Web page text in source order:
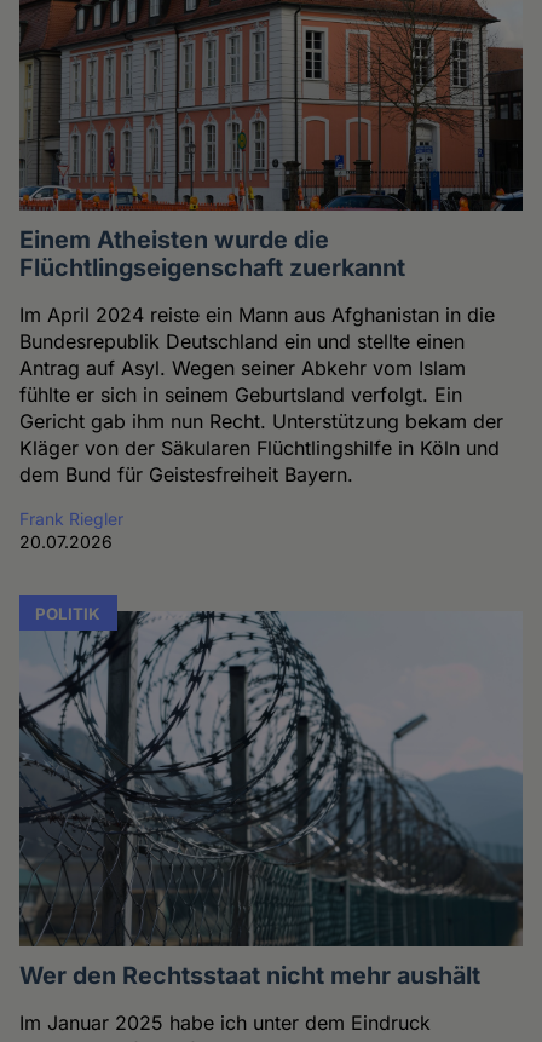
Einem Atheisten wurde die
Flüchtlingseigenschaft zuerkannt
Im April 2024 reiste ein Mann aus Afghanistan in die
Bundesrepublik Deutschland ein und stellte einen
Antrag auf Asyl. Wegen seiner Abkehr vom Islam
fühlte er sich in seinem Geburtsland verfolgt. Ein
Gericht gab ihm nun Recht. Unterstützung bekam der
Kläger von der Säkularen Flüchtlingshilfe in Köln und
dem Bund für Geistesfreiheit Bayern.
Frank Riegler
20.07.2026
POLITIK
Wer den Rechtsstaat nicht mehr aushält
Im Januar 2025 habe ich unter dem Eindruck